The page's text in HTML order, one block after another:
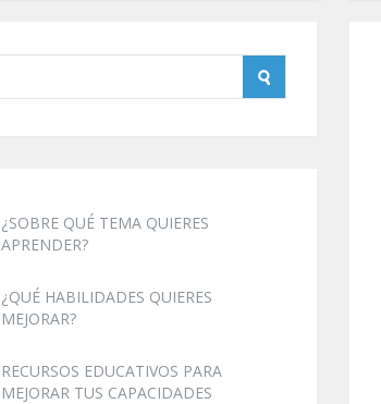
¿SOBRE QUÉ TEMA QUIERES
APRENDER?
¿QUÉ HABILIDADES QUIERES
MEJORAR?
RECURSOS EDUCATIVOS PARA
MEJORAR TUS CAPACIDADES